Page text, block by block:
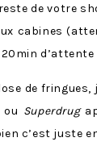
de votre
cabines
d’attente
de fringues,
Superdrug
c’est juste